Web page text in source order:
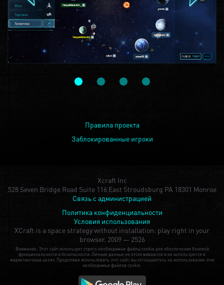
Правила проекта
Заблокированные игроки
Xcraft Inc
528 Seven Bridge Road Suite 116 East Stroudsburg PA 18301 Monroe
Связь с администрацией
Политика конфиденциальности
Условия использования
XCraft is a space strategy without installation: play right in your
browser. 2009 — 2526
Внимание: Этот сайт использует строго необходимые файлы cookie для обеспечения базовой
функциональности и безопасности. Личные данные не отслеживаются и не используются в
маркетинговых целях. Продолжая использовать этот сайт, вы соглашаетесь на использование этих
необходимых файлов cookie.